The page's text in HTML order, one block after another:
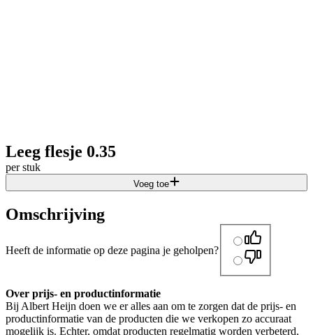
Leeg flesje 0.35
per stuk
Voeg toe
Omschrijving
Heeft de informatie op deze pagina je geholpen?
Over prijs- en productinformatie
Bij Albert Heijn doen we er alles aan om te zorgen dat de prijs- en
productinformatie van de producten die we verkopen zo accuraat
mogelijk is. Echter, omdat producten regelmatig worden verbeterd,